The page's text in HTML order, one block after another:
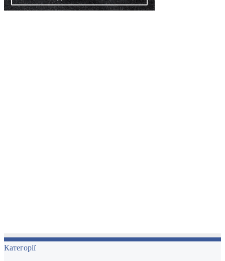
Категорії